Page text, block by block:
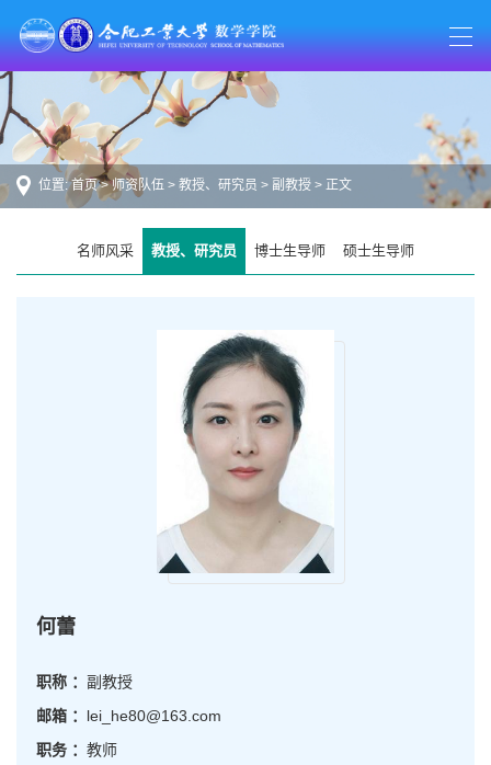
位置:首页>师资队伍 > 教授、研究员 > 副教授 > 正文
名师风采 教授、研究员 博士生导师 硕士生导师
何蕾
职称 ： 副教授
邮箱 ： lei_he80@163.com
职务 ： 教师